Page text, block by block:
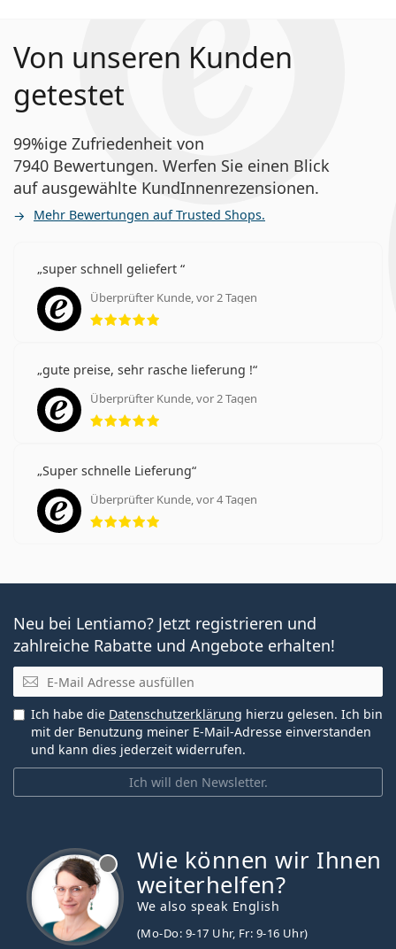
Von unseren Kunden
getestet
99%ige Zufriedenheit von
7940 Bewertungen. Werfen Sie einen Blick
auf ausgewählte KundInnenrezensionen.
Mehr Bewertungen auf Trusted Shops.
super schnell geliefert
Überprüfter Kunde, vor 2 Tagen
Bewertung 5 aus 5
gute preise, sehr rasche lieferung !
Überprüfter Kunde, vor 2 Tagen
Bewertung 5 aus 5
Super schnelle Lieferung
Überprüfter Kunde, vor 4 Tagen
Bewertung 5 aus 5
Neu bei Lentiamo? Jetzt registrieren und
zahlreiche Rabatte und Angebote erhalten!
E-Mail
Ich will den Newsletter.
Ich habe die Datenschutzerklärung hierzu gelesen. Ich bin
mit der Benutzung meiner E-Mail-Adresse einverstanden
und kann dies jederzeit widerrufen.
Wie können wir Ihnen
weiterhelfen?
We also speak English
(Mo-Do: 9-17 Uhr, Fr: 9-16 Uhr)